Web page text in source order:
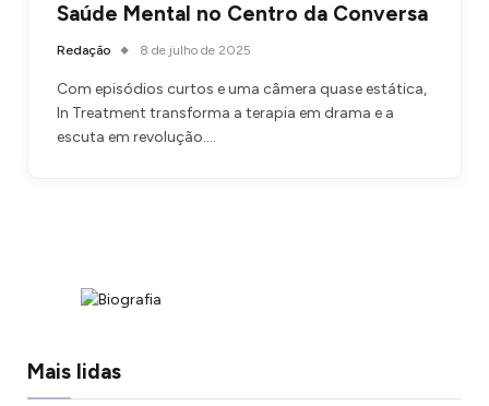
Saúde Mental no Centro da Conversa
Redação 8 de julho de 2025
Com episódios curtos e uma câmera quase estática,
In Treatment transforma a terapia em drama e a
escuta em revolução.…
Mais lidas